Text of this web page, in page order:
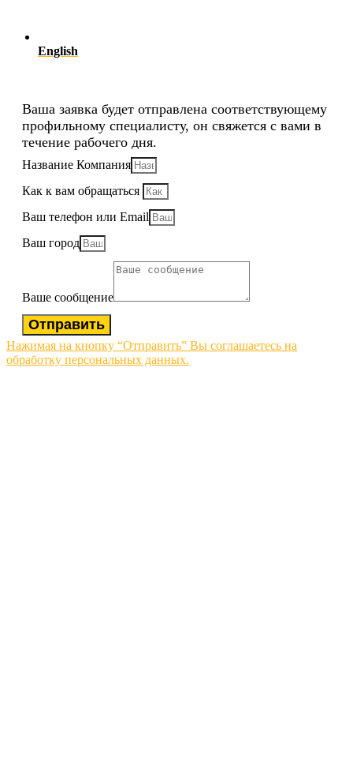
English
Ваша заявка будет отправлена соответствующему
профильному специалисту, он свяжется с вами в
течение рабочего дня.
Название Компания
Как к вам обращаться
Ваш телефон или Email
Ваш город
Ваше сообщение
Отправить
Нажимая на кнопку “Отправить” Вы соглашаетесь на
обработку персональных данных.